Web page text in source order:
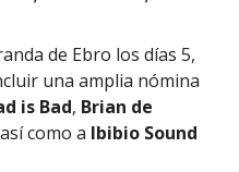
de Ebro los días 5,
una amplia nómina
is Bad, Brian de
como a Ibibio Sound